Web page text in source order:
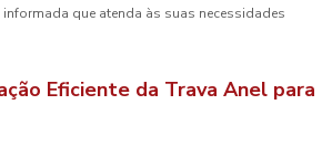
que atenda às suas necessidades
Eficiente da Trava Anel para